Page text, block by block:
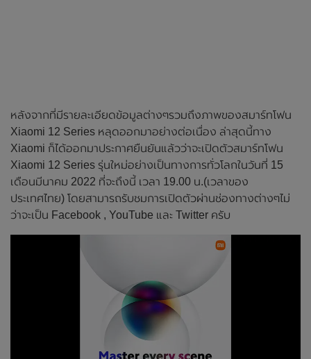
หลังจากที่มีรายละเอียดข้อมูลต่างๆรวมถึงภาพของสมาร์ทโฟน
Xiaomi 12 Series หลุดออกมาอย่างต่อเนื่อง ล่าสุดนี้ทาง
Xiaomi ก็ได้ออกมาประกาศยืนยันแล้วว่าจะเปิดตัวสมาร์ทโฟน
Xiaomi 12 Series รุ่นใหม่อย่างเป็นทางการทั่วโลกในวันที่ 15
เดือนมีนาคม 2022 ที่จะถึงนี้ เวลา 19.00 น.(เวลาของ
ประเทศไทย) โดยสามารถรับชมการเปิดตัวผ่านช่องทางต่างๆไม่
ว่าจะเป็น Facebook , YouTube และ Twitter ครับ